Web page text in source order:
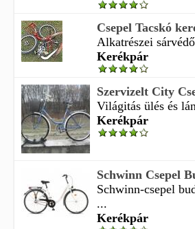
Csepel Tacskó
Alkatrészei
Kerékpár
Szervizelt City
Világitás ülés és
Kerékpár
Schwinn Csepel
Schwinn-csepel
...
Kerékpár